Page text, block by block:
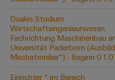
Effizienter
Betrieb
von
Windparks
Bestückte
Klemmenleisten
Duales Studium
Wirtschaftsingenieurwesen
Fachrichtung Maschinenbau
Universität Paderborn
Mechatroniker*) - Beginn
Einrichter * im Bereich